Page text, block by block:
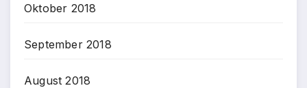
Oktober 2018
September 2018
August 2018